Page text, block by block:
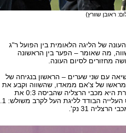
ראובן שוורץ)
של הליגה הלאומית בין הפועל ר"ג
נקודות שווה, מה שאומר – הפער בין הראשונה
מחזורים לסיום העונה.
עם שני שערים – הראשון בנגיחה של
מראשו של צ'אם ממאדו, שהשווה וקבע את
תוצאת המשחק. מי שיכולה להיות מאושרת היא מכבי הרצליה שהביסה 0:3 את
הפועל רעננה והפכה את הקרב על כרטיס העלייה הבודד לליגת העל לקרב משולש: 1.